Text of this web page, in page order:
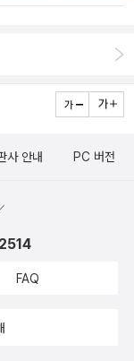
초엽 / 허블 표지만
까운 미래에 일어날
력에 감탄했다.그냥
수록 여운이 짙어지
하다.2. 교양있는 우
내게도 수준이 맞는
.보통 이 책의 원서
.3. 바디 우리 몸 안
용이라 시간은 꽤
사 안내 PC 버전
FAQ